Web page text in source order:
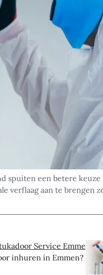
een betere
verflaag aan te brengen
Service Emmen
inhuren in Emmen?